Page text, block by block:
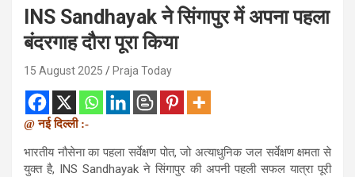
INS Sandhayak ने सिंगापुर में अपना पहला
बंदरगाह दौरा पूरा किया
15 August 2025 Praja Today
@ नई दिल्ली :-
भारतीय नौसेना का पहला सर्वेक्षण पोत, जो अत्याधुनिक जल सर्वेक्षण क्षमता से
युक्त है, INS Sandhayak ने सिंगापुर की अपनी पहली सफल यात्रा पूरी